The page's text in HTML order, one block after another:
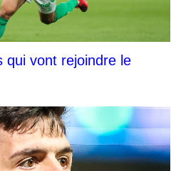
qui vont rejoindre le